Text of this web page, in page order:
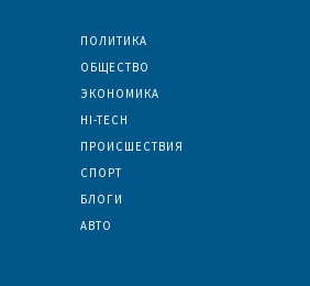
ПОЛИТИКА
ОБЩЕСТВО
ЭКОНОМИКА
HI-TECH
ПРОИСШЕСТВИЯ
СПОРТ
БЛОГИ
АВТО